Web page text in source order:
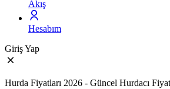
Akış
Hesabım
Giriş Yap
Hurda Fiyatları 2026 - Güncel Hurdacı